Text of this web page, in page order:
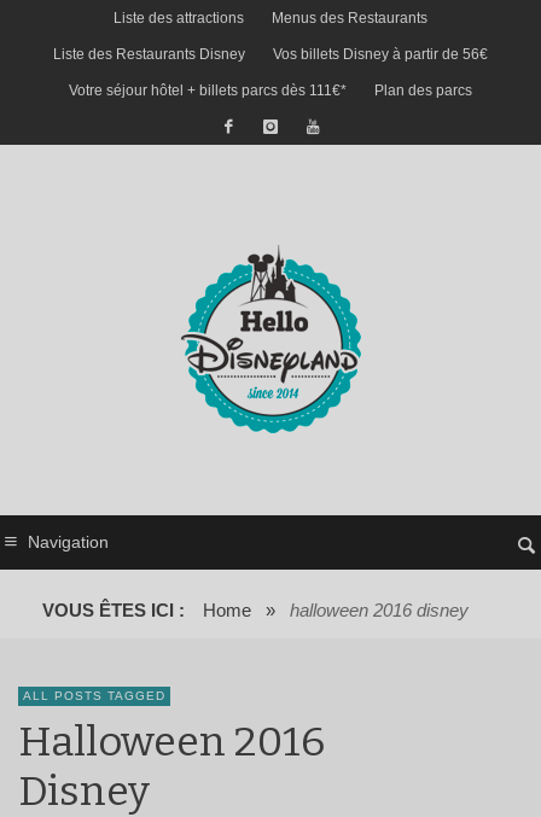
Liste des attractions Menus des Restaurants
Liste des Restaurants Disney Vos billets Disney à partir de 56€
Votre séjour hôtel + billets parcs dès 111€* Plan des parcs
Navigation
VOUS ÊTES ICI : Home » halloween 2016 disney
ALL POSTS TAGGED
Halloween 2016
Disney